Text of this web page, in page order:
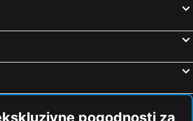
pogodnosti za